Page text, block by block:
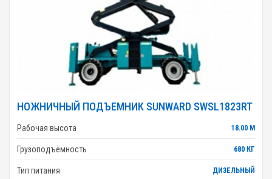
НОЖНИЧНЫЙ ПОДЪЕМНИК SUNWARD SWSL1823RT
Рабочая высота 18.00 М
Грузоподъёмность 680 КГ
Тип питания ДИЗЕЛЬНЫЙ